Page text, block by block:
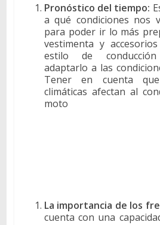
Pronóstico del tiempo:
a qué condiciones nos
para poder ir lo más
vestimenta y
estilo de
adaptarlo a las
Tener en cuenta
climáticas afectan al
moto
La importancia de los
cuenta con una